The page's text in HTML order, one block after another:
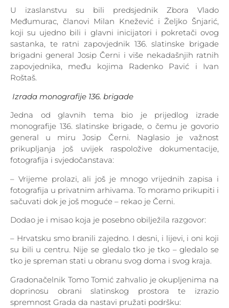
U izaslanstvu su bili predsjednik Zbora Vlado
Međumurac, članovi Milan Knežević i Željko Šnjarić,
koji su ujedno bili i glavni inicijatori i pokretači ovog
sastanka, te ratni zapovjednik 136. slatinske brigade
brigadni general Josip Černi i više nekadašnjih ratnih
zapovjednika, među kojima Radenko Pavić i Ivan
Roštaš.
Izrada monografije 136. brigade
Jedna od glavnih tema bio je prijedlog izrade
monografije 136. slatinske brigade, o čemu je govorio
general u miru Josip Černi. Naglasio je važnost
prikupljanja još uvijek raspoložive dokumentacije,
fotografija i svjedočanstava:
– Vrijeme prolazi, ali još je mnogo vrijednih zapisa i
fotografija u privatnim arhivama. To moramo prikupiti i
sačuvati dok je još moguće – rekao je Černi.
Dodao je i misao koja je posebno obilježila razgovor:
– Hrvatsku smo branili zajedno. I desni, i lijevi, i oni koji
su bili u centru. Nije se gledalo tko je tko – gledalo se
tko je spreman stati u obranu svog doma i svog kraja.
Gradonačelnik Tomo Tomić zahvalio je okupljenima na
doprinosu obrani slatinskog prostora te izrazio
spremnost Grada da nastavi pružati podršku: